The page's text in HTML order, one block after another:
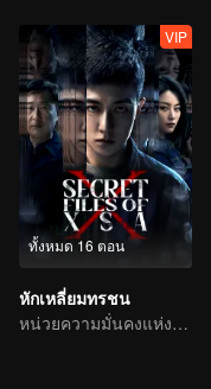
ทั้งหมด 16 ตอน
VIP
หักเหลี่ยมทรชน
หน่วยความมั่นคงแห่งชาติสลายแผนชั่วของหน่วยสอดแนม